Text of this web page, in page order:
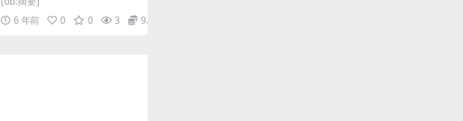
度网盘
6 年前
0 0 3 9.9